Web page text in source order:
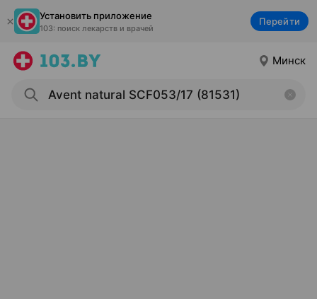
Установить приложение
103: поиск лекарств и врачей
Перейти
Минск